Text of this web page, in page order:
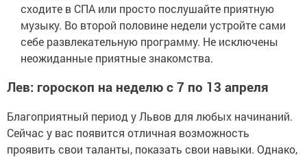
сходите в СПА или просто послушайте приятную
музыку. Во второй половине недели устройте сами
себе развлекательную программу. Не исключены
неожиданные приятные знакомства.
Лев: гороскоп на неделю с 7 по 13 апреля
Благоприятный период у Львов для любых начинаний.
Сейчас у вас появится отличная возможность
проявить свои таланты, показать свои навыки. Однако,